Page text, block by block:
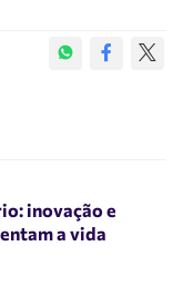
inovação e
a vida